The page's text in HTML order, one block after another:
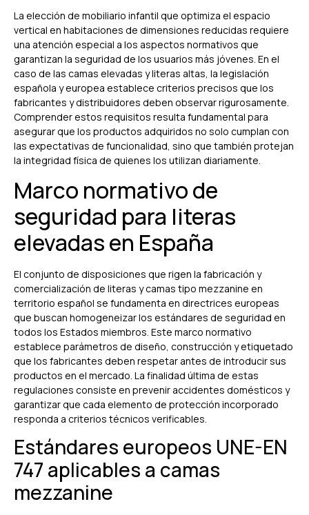
La elección de mobiliario infantil que optimiza el espacio
vertical en habitaciones de dimensiones reducidas requiere
una atención especial a los aspectos normativos que
garantizan la seguridad de los usuarios más jóvenes. En el
caso de las camas elevadas y literas altas, la legislación
española y europea establece criterios precisos que los
fabricantes y distribuidores deben observar rigurosamente.
Comprender estos requisitos resulta fundamental para
asegurar que los productos adquiridos no solo cumplan con
las expectativas de funcionalidad, sino que también protejan
la integridad física de quienes los utilizan diariamente.
Marco normativo de
seguridad para literas
elevadas en España
El conjunto de disposiciones que rigen la fabricación y
comercialización de literas y camas tipo mezzanine en
territorio español se fundamenta en directrices europeas
que buscan homogeneizar los estándares de seguridad en
todos los Estados miembros. Este marco normativo
establece parámetros de diseño, construcción y etiquetado
que los fabricantes deben respetar antes de introducir sus
productos en el mercado. La finalidad última de estas
regulaciones consiste en prevenir accidentes domésticos y
garantizar que cada elemento de protección incorporado
responda a criterios técnicos verificables.
Estándares europeos UNE-EN
747 aplicables a camas
mezzanine